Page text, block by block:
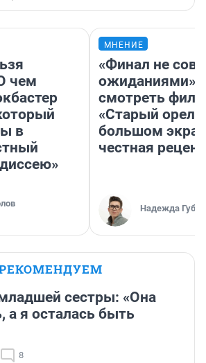
чем
в
МНЕНИЕ
«Финал не
ожиданиями»:
смотреть
«Старый орел»
большом
честная
Надежда
сестры: «Она
а я осталась быть
8